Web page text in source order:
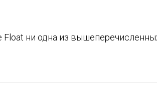
ни одна из